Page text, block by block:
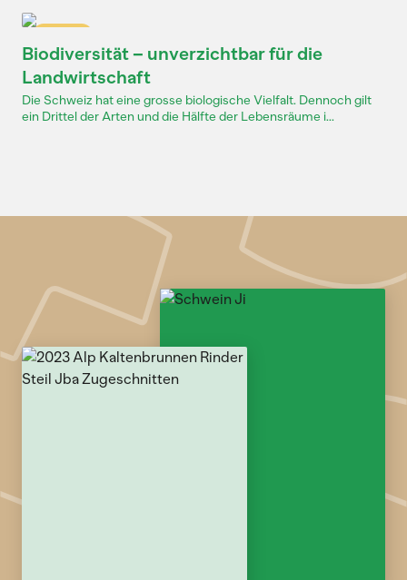
Biodiversität – unverzichtbar für die
Landwirtschaft
Die Schweiz hat eine grosse biologische Vielfalt. Dennoch gilt
ein Drittel der Arten und die Hälfte der Lebensräume i...